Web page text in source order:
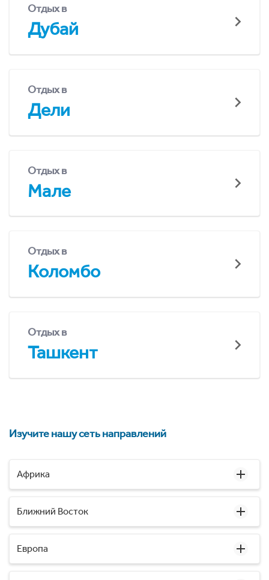
Отдых в
Дубай
Отдых в
Дели
Отдых в
Мале
Отдых в
Коломбо
Отдых в
Ташкент
Изучите нашу сеть направлений
Африка
Ближний Восток
Европа